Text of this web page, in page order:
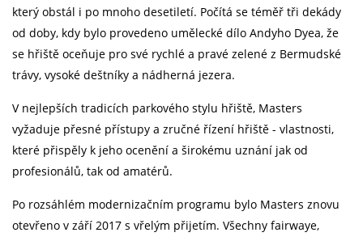
který obstál i po mnoho desetiletí. Počítá se téměř tři dekády
od doby, kdy bylo provedeno umělecké dílo Andyho Dyea, že
se hřiště oceňuje pro své rychlé a pravé zelené z Bermudské
trávy, vysoké deštníky a nádherná jezera.
V nejlepších tradicích parkového stylu hřiště, Masters
vyžaduje přesné přístupy a zručné řízení hřiště - vlastnosti,
které přispěly k jeho ocenění a širokému uznání jak od
profesionálů, tak od amatérů.
Po rozsáhlém modernizačním programu bylo Masters znovu
otevřeno v září 2017 s vřelým přijetím. Všechny fairwaye,